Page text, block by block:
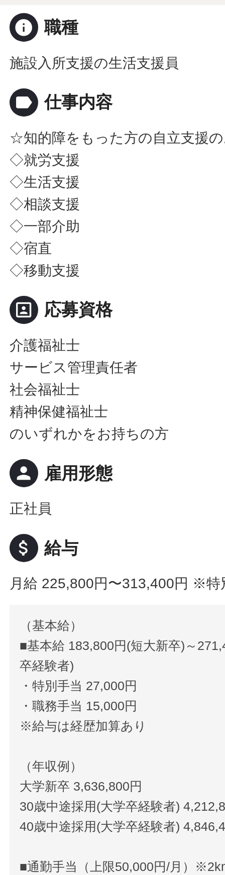
info 職種
施設入所支援の生活支援員
label 仕事内容
☆知的障をもった方の自立支援
◇就労支援
◇生活支援
◇相談支援
◇一部介助
◇宿直
◇移動支援
portrait 応募資格
介護福祉士
サービス管理責任者
社会福祉士
精神保健福祉士
のいずれかをお持ちの方
person 雇用形態
正社員
attach_money 給与
月給 225,800円〜313,400円 ※特
（基本給）
■基本給 183,800円(短大新卒)～
卒経験者)
・特別手当 27,000円
・職務手当 15,000円
※給与は経歴加算あり
（年収例）
大学新卒 3,636,800円
30歳中途採用(大学卒経験者)
40歳中途採用(大学卒経験者)
■通勤手当（上限50,000円/月）